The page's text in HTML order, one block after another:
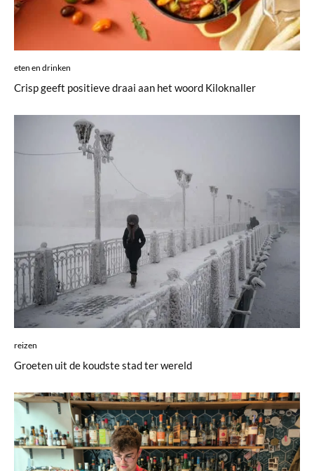
eten en drinken
Crisp geeft positieve draai aan het woord Kiloknaller
reizen
Groeten uit de koudste stad ter wereld